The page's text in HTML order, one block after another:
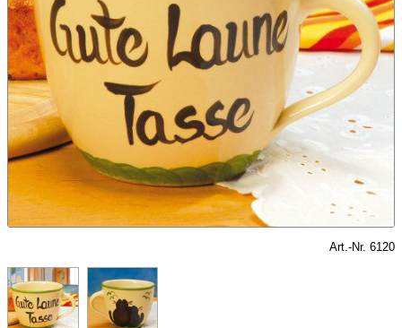
Art.-Nr. 6120